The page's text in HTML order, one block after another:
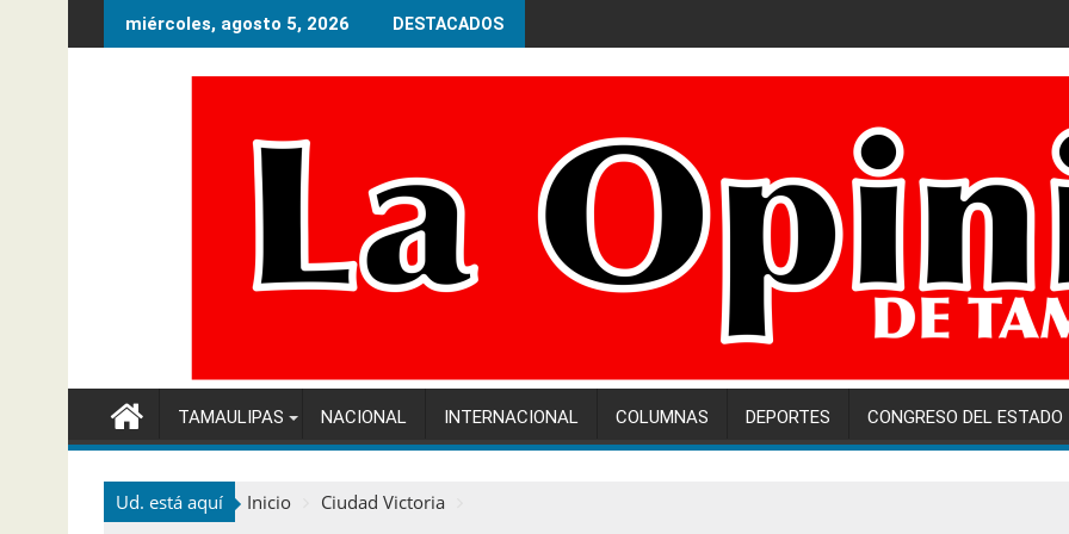
al
miércoles, agosto 5, 2026 DESTACADOS
TAMAULIPAS NACIONAL INTERNACIONAL COLUMNAS DEPORTES CONGRESO DEL ESTADO
Ud. está aquí Inicio
Ciudad Victoria